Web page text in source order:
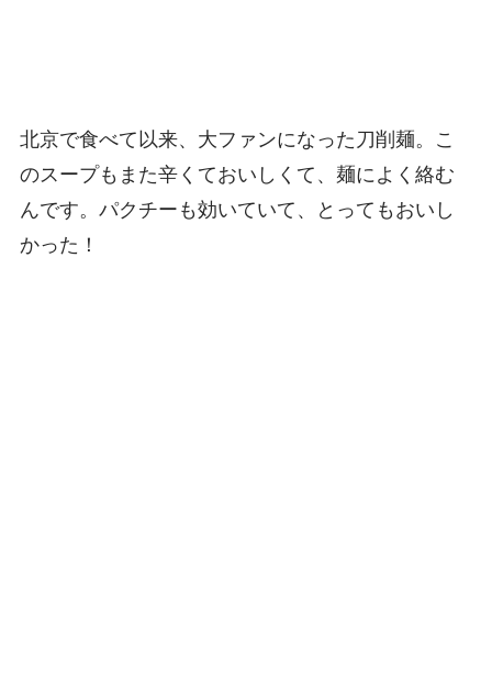
北京で食べて以来、大ファンになった刀削麺。こ
のスープもまた辛くておいしくて、麺によく絡む
んです。パクチーも効いていて、とってもおいし
かった！